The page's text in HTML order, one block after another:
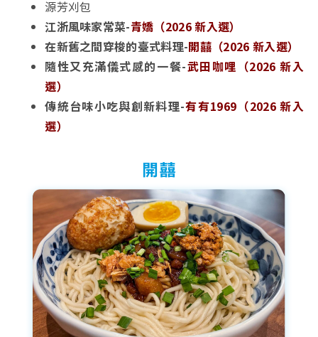
源芳刈包
江浙風味家常菜-青嬌（2026 新入選）
在新舊之間穿梭的臺式料理-開囍（2026 新入選）
隨性又充滿儀式感的一餐-武田咖哩（2026 新入
選）
傳統台味小吃與創新料理-有有1969（2026 新入
選）